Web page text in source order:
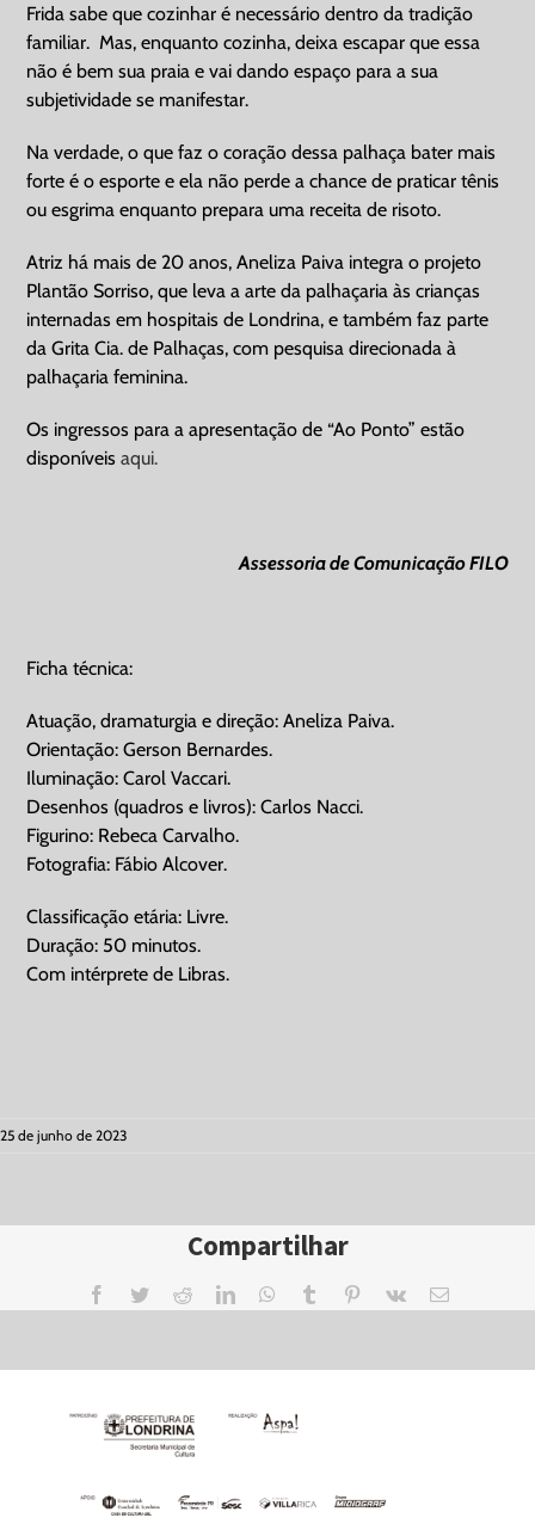
Frida sabe que cozinhar é necessário dentro da tradição
familiar. Mas, enquanto cozinha, deixa escapar que essa
não é bem sua praia e vai dando espaço para a sua
subjetividade se manifestar.
Na verdade, o que faz o coração dessa palhaça bater mais
forte é o esporte e ela não perde a chance de praticar tênis
ou esgrima enquanto prepara uma receita de risoto.
Atriz há mais de 20 anos, Aneliza Paiva integra o projeto
Plantão Sorriso, que leva a arte da palhaçaria às crianças
internadas em hospitais de Londrina, e também faz parte
da Grita Cia. de Palhaças, com pesquisa direcionada à
palhaçaria feminina.
Os ingressos para a apresentação de “Ao Ponto” estão
disponíveisaqui.
Assessoria de Comunicação FILO
Ficha técnica:
Atuação, dramaturgia e direção: Aneliza Paiva.
Orientação: Gerson Bernardes.
Iluminação: Carol Vaccari.
Desenhos (quadros e livros): Carlos Nacci.
Figurino: Rebeca Carvalho.
Fotografia: Fábio Alcover.
Classificação etária: Livre.
Duração: 50 minutos.
Com intérprete de Libras.
25 de junho de 2023
Compartilhar
Facebook
TwitterRedditLinkedInWhatsApp
Tumblr Pinterest
Vk Email